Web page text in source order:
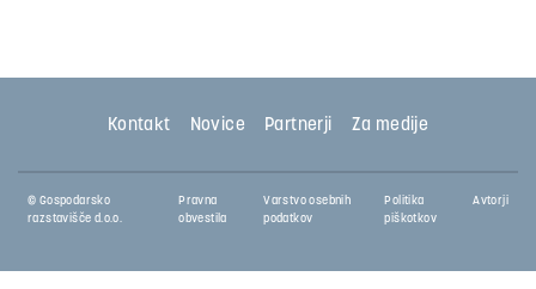
Kontakt Novice Partnerji Za medije
© Gospodarsko
razstavišče d.o.o.
Pravna
obvestila
Varstvo osebnih
podatkov
Politika
piškotkov
Avtorji